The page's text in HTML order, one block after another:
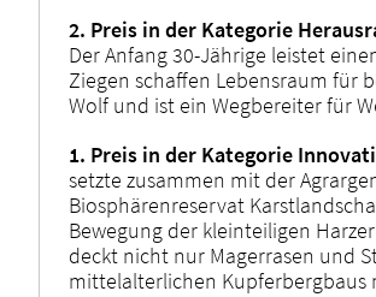
2. Preis in der Kategorie
Der Anfang 30-Jährige leistet
Ziegen schaffen Lebensraum für
Wolf und ist ein Wegbereiter für
1. Preis in der Kategorie
setzte zusammen mit der
Biosphärenreservat
Bewegung der kleinteiligen
deckt nicht nur Magerrasen und
mittelalterlichen Kupferbergbaus